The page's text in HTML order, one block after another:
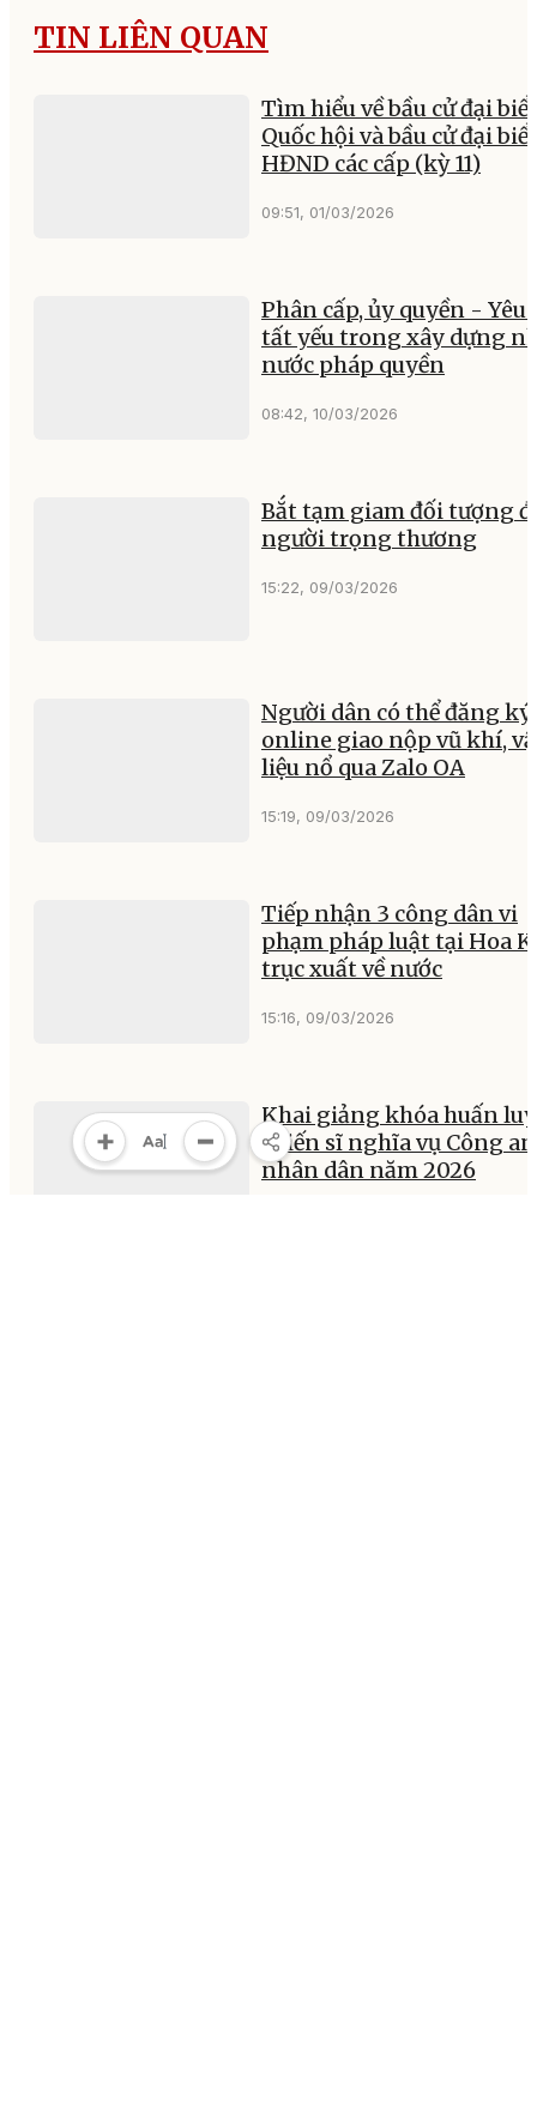
TIN LIÊN QUAN
Tìm hiểu về bầu cử đại
Quốc hội và bầu cử đại
HĐND các cấp (kỳ 11)
09:51, 01/03/2026
Phân cấp, ủy quyền - Yêu
tất yếu trong xây dựng
nước pháp quyền
08:42, 10/03/2026
Bắt tạm giam đối tượng
người trọng thương
15:22, 09/03/2026
Người dân có thể đăng ký
online giao nộp vũ khí,
liệu nổ qua Zalo OA
15:19, 09/03/2026
Tiếp nhận 3 công dân vi
phạm pháp luật tại Hoa
trục xuất về nước
15:16, 09/03/2026
Khai giảng khóa huấn
chiến sĩ nghĩa vụ Công an
nhân dân năm 2026